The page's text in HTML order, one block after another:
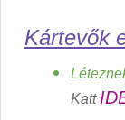
Kártevők
Katt